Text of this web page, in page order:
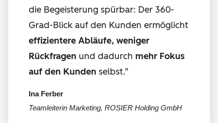
die Begeisterung spürbar: Der 360-
Grad-Blick auf den Kunden ermöglicht
effizientere Abläufe, weniger
Rückfragen und dadurch mehr Fokus
auf den Kunden selbst.”
Ina Ferber
Teamleiterin Marketing, ROSIER Holding GmbH